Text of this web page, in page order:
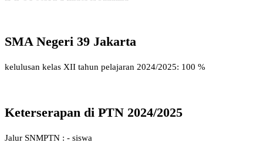
SMA Negeri 39 Jakarta
kelulusan kelas XII tahun pelajaran 2024/2025: 100 %
Keterserapan di PTN 2024/2025
Jalur SNMPTN : - siswa